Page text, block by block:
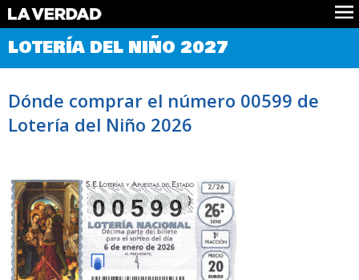
Comprobar Loteria del Niño
Premios
Noticias
Datos
LOTERÍA DEL NIÑO 2027
Dónde comprar el número 00599 de
Lotería del Niño 2026
00599